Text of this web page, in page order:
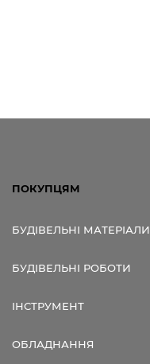
ПОКУПЦЯМ
БУДІВЕЛЬНІ МАТЕРІАЛИ
БУДІВЕЛЬНІ РОБОТИ
ІНСТРУМЕНТ
ОБЛАДНАННЯ